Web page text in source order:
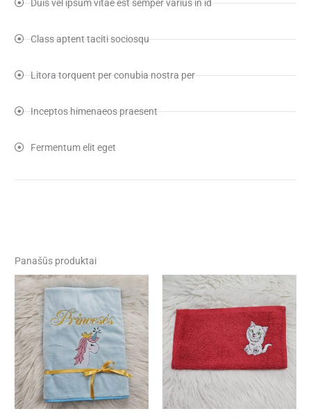
Duis vel ipsum vitae est semper varius in id
Class aptent taciti sociosqu
Litora torquent per conubia nostra per
Inceptos himenaeos praesent
Fermentum elit eget
Panašūs produktai